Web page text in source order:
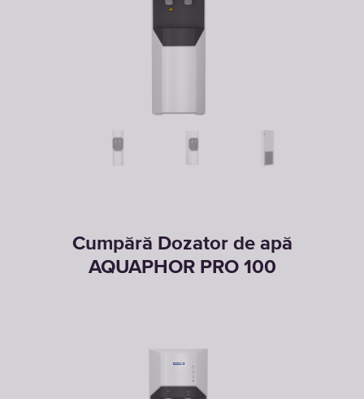
Cumpără Dozator de apă
AQUAPHOR PRO 100